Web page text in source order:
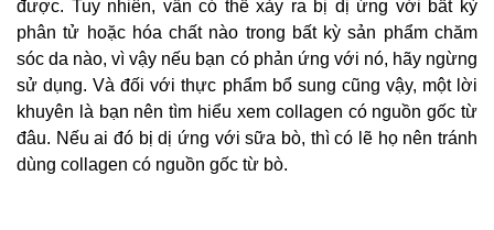
được. Tuy nhiên, vẫn có thể xảy ra bị dị ứng với bất kỳ
phân tử hoặc hóa chất nào trong bất kỳ sản phẩm chăm
sóc da nào, vì vậy nếu bạn có phản ứng với nó, hãy ngừng
sử dụng. Và đối với thực phẩm bổ sung cũng vậy, một lời
khuyên là bạn nên tìm hiểu xem collagen có nguồn gốc từ
đâu. Nếu ai đó bị dị ứng với sữa bò, thì có lẽ họ nên tránh
dùng collagen có nguồn gốc từ bò.